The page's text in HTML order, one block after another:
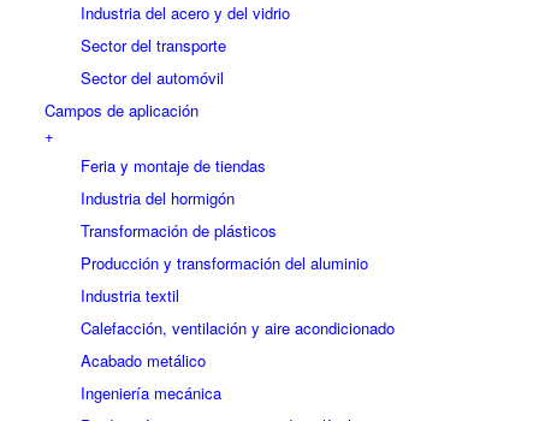
Industria del acero y del vidrio
Sector del transporte
Sector del automóvil
Campos de aplicación
+
Feria y montaje de tiendas
Industria del hormigón
Transformación de plásticos
Producción y transformación del aluminio
Industria textil
Calefacción, ventilación y aire acondicionado
Acabado metálico
Ingeniería mecánica